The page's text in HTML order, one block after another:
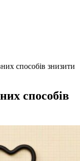
способів знизити
способів